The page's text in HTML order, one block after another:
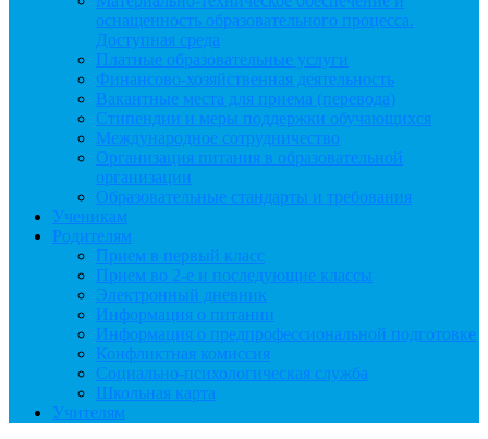
оснащенность образовательного процесса.
Доступная среда
Платные образовательные услуги
Финансово-хозяйственная деятельность
Вакантные места для приема (перевода)
Стипендии и меры поддержки обучающихся
Международное сотрудничество
Организация питания в образовательной
организации
Образовательные стандарты и требования
Ученикам
Родителям
Прием в первый класс
Прием во 2-е и последующие классы
Электронный дневник
Информация о питании
Информация о предпрофессиональной подготовке
Конфликтная комиссия
Социально-психологическая служба
Школьная карта
Учителям